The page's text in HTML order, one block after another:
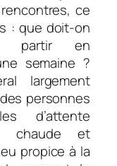
ce
: que doit-on
partir en
semaine ?
largement
personnes
d’attente
chaude et
propice à la